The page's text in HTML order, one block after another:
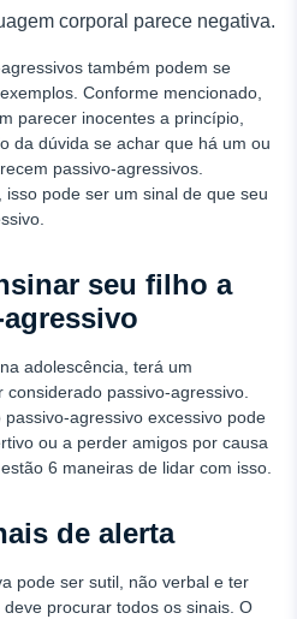
corporal parece negativa.
também podem se
Conforme mencionado,
parecer inocentes a princípio,
da dúvida se achar que há um ou
passivo-agressivos.
pode ser um sinal de que seu
seu filho a
adolescência, terá um
passivo-agressivo.
agressivo excessivo pode
ou a perder amigos por causa
6 maneiras de lidar com isso.
de alerta
pode ser sutil, não verbal e ter
procurar todos os sinais. O